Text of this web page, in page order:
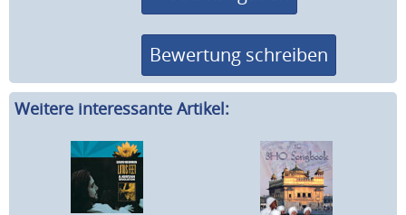
Bewertung schreiben
Weitere interessante Artikel: